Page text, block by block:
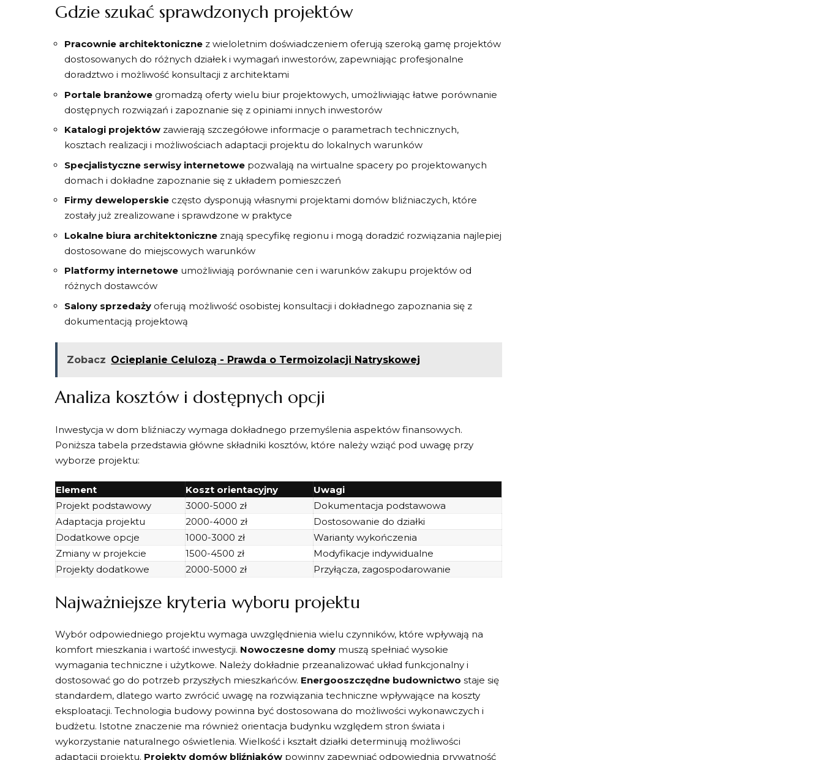
Gdzie szukać sprawdzonych projektów
Pracownie architektoniczne z wieloletnim doświadczeniem oferują szeroką gamę projektów
dostosowanych do różnych działek i wymagań inwestorów, zapewniając profesjonalne
doradztwo i możliwość konsultacji z architektami
Portale branżowe gromadzą oferty wielu biur projektowych, umożliwiając łatwe porównanie
dostępnych rozwiązań i zapoznanie się z opiniami innych inwestorów
Katalogi projektów zawierają szczegółowe informacje o parametrach technicznych,
kosztach realizacji i możliwościach adaptacji projektu do lokalnych warunków
Specjalistyczne serwisy internetowe pozwalają na wirtualne spacery po projektowanych
domach i dokładne zapoznanie się z układem pomieszczeń
Firmy deweloperskie często dysponują własnymi projektami domów bliźniaczych, które
zostały już zrealizowane i sprawdzone w praktyce
Lokalne biura architektoniczne znają specyfikę regionu i mogą doradzić rozwiązania najlepiej
dostosowane do miejscowych warunków
Platformy internetowe umożliwiają porównanie cen i warunków zakupu projektów od
różnych dostawców
Salony sprzedaży oferują możliwość osobistej konsultacji i dokładnego zapoznania się z
dokumentacją projektową
Zobacz Ocieplanie Celulozą - Prawda o Termoizolacji Natryskowej
Analiza kosztów i dostępnych opcji
Inwestycja w dom bliźniaczy wymaga dokładnego przemyślenia aspektów finansowych.
Poniższa tabela przedstawia główne składniki kosztów, które należy wziąć pod uwagę przy
wyborze projektu:
Element Koszt orientacyjny
Uwagi
Projekt podstawowy
3000-5000 zł
Dokumentacja podstawowa
Adaptacja projektu
2000-4000 zł
Dostosowanie do działki
Dodatkowe opcje
1000-3000 zł
Warianty wykończenia
Zmiany w projekcie
1500-4500 zł
Modyfikacje indywidualne
Projekty dodatkowe
2000-5000 zł Przyłącza, zagospodarowanie
Najważniejsze kryteria wyboru projektu
Wybór odpowiedniego projektu wymaga uwzględnienia wielu czynników, które wpływają na
komfort mieszkania i wartość inwestycji. Nowoczesne domy muszą spełniać wysokie
wymagania techniczne i użytkowe. Należy dokładnie przeanalizować układ funkcjonalny i
dostosować go do potrzeb przyszłych mieszkańców. Energooszczędne budownictwo staje się
standardem, dlatego warto zwrócić uwagę na rozwiązania techniczne wpływające na koszty
eksploatacji. Technologia budowy powinna być dostosowana do możliwości wykonawczych i
budżetu. Istotne znaczenie ma również orientacja budynku względem stron świata i
wykorzystanie naturalnego oświetlenia. Wielkość i kształt działki determinują możliwości
adaptacji projektu. Projekty domów bliźniaków powinny zapewniać odpowiednią prywatność